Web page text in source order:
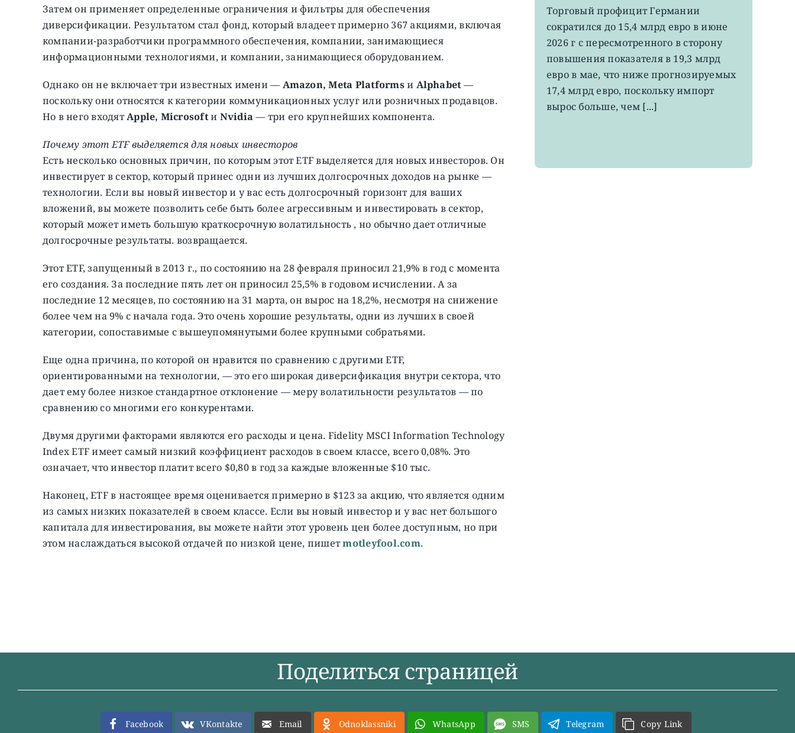
Затем он применяет определенные ограничения и фильтры для обеспечения
диверсификации. Результатом стал фонд, который владеет примерно 367 акциями, включая
компании-разработчики программного обеспечения, компании, занимающиеся
информационными технологиями, и компании, занимающиеся оборудованием.
Однако он не включает три известных имени — Amazon, Meta Platformsи Alphabet—
поскольку они относятся к категории коммуникационных услуг или розничных продавцов.
Но в него входятApple, Microsoftи Nvidia — три его крупнейших компонента.
Почему этот ETF выделяется для новых инвесторов
Есть несколько основных причин, по которым этот ETF выделяется для новых инвесторов. Он
инвестирует в сектор, который принес одни из лучших долгосрочных доходов на рынке —
технологии. Если вы новый инвестор и у вас есть долгосрочный горизонт для ваших
вложений, вы можете позволить себе быть более агрессивным и инвестировать в сектор,
который может иметь большую краткосрочную волатильность , но обычно дает отличные
долгосрочные результаты. возвращается.
Этот ETF, запущенный в 2013 г., по состоянию на 28 февраля приносил 21,9% в год с момента
его создания. За последние пять лет он приносил 25,5% в годовом исчислении. А за
последние 12 месяцев, по состоянию на 31 марта, он вырос на 18,2%, несмотря на снижение
более чем на 9% с начала года. Это очень хорошие результаты, одни из лучших в своей
категории, сопоставимые с вышеупомянутыми более крупными собратьями.
Еще одна причина, по которой он нравится по сравнению с другими ETF,
ориентированными на технологии, — это его широкая диверсификация внутри сектора, что
дает ему более низкое стандартное отклонение — меру волатильности результатов — по
сравнению со многими его конкурентами.
Двумя другими факторами являются его расходы и цена. Fidelity MSCI Information Technology
Index ETF имеет самый низкий коэффициент расходов в своем классе, всего 0,08%. Это
означает, что инвестор платит всего $0,80 в год за каждые вложенные $10 тыс.
Наконец, ETF в настоящее время оценивается примерно в $123 за акцию, что является одним
из самых низких показателей в своем классе. Если вы новый инвестор и у вас нет большого
капитала для инвестирования, вы можете найти этот уровень цен более доступным, но при
этом наслаждаться высокой отдачей по низкой цене, пишетmotleyfool.com.
EWG:
немецкий
экспорт
вырос
4-
летнего
Торговый профицит Германии
сократился до 15,4 млрд евро в июне
2026 г с пересмотренного в сторону
повышения показателя в 19,3 млрд
евро в мае, что ниже прогнозируемых
17,4 млрд евро, поскольку импорт
вырос больше, чем [...]
Поделиться страницей
Facebook VKontakte Email Odnoklassniki WhatsApp SMS Telegram Copy Link